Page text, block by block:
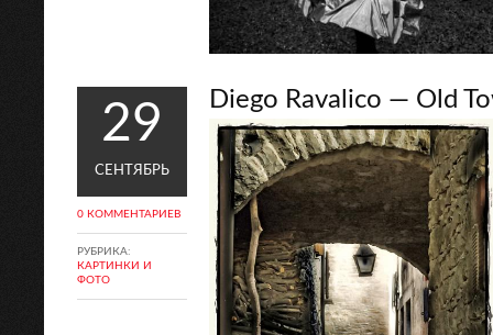
29
СЕНТЯБРЬ
0 КОММЕНТАРИЕВ
РУБРИКА:
КАРТИНКИ И
ФОТО
Diego Ravalico — Old